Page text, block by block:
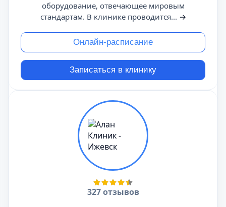
оборудование, отвечающее мировым
стандартам. В клинике проводится... →
Онлайн-расписание
Записаться в клинику
327 отзывов